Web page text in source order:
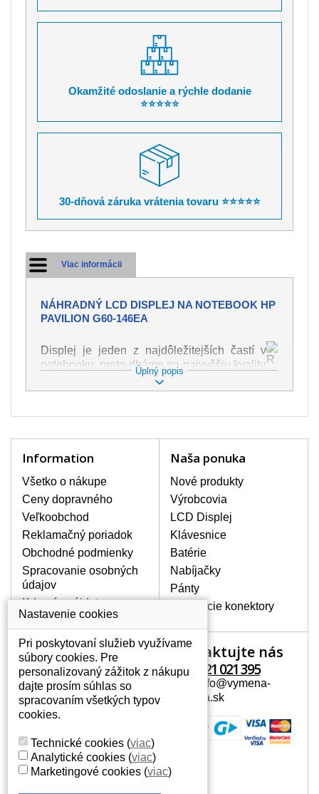
Okamžité odoslanie a rýchle dodanie
⭐⭐⭐⭐⭐
30-dňová záruka vrátenia tovaru ⭐⭐⭐⭐⭐
Viac informácii
NÁHRADNÝ LCD DISPLEJ NA NOTEBOOK HP
PAVILION G60-146EA
Displej je jeden z najdôležitejších častí v
notebooku, preto dbáme na najvyššiu kvalitu
tohto náhradného dielu. Slúži k
zobrazovaniu textu či obrazu v rôznej
najväčšou opatrnosťou. Medzi najčastejšie
poškodenie napr. prasklinu alebo
poškrábanie. Ďalej zvislé pruhy, nesvietiaci
displej, preblikávanie alebo nerovnomerný
jas.
LCD DISPLEJE NAJVYŠŠEJ
KVALITY !
Skladom držíme len originálne displeje, ktoré
spĺňajú vysokú kvalitu triedy A+ bez chybných
pixelov a to po celú dobu záruky.
AKO ZISTÍTE AKÝ POTREBUJETE
DISPLEJ PRE SVOJ NOTEBOOK?
Displej je možné dohľadať podľa modelu
notebooku, ktorý je uvedený na spodnej
strane notebooku na štítku alebo pod
batériou. Býva tiež znázornený na
rámčeku alebo pri klávesnici. V prípade,
že máte displej demontovaný, dohľadáte
to vďaka modelovému označeniu z
displeja, ktoré sa nachádza na štítku pri
EAN kóde.
Úplný popis
Information
Všetko o nákupe
Ceny dopravného
Veľkoobchod
Reklamačný poriadok
Obchodné podmienky
Spracovanie osobných
údajov
Kde nás nájdete
Naša ponuka
Nové produkty
Výrobcovia
LCD Displej
Klávesnice
Batérie
Nabíjačky
Pánty
Napájacie konektory
Váš účet
Váš účet
Osobné informácie
Adresy
Kontaktujte nás
+421 221 021 395
Mail: info@vymena-
displeja.sk
Nastavenie cookies
Pri poskytovaní služieb využívame
súbory cookies. Pre
personalizovaný zážitok z nákupu
dajte prosím súhlas so
spracovaním všetkých typov
cookies.
Technické cookies (viac)
Analytické cookies (viac)
Marketingové cookies (viac)